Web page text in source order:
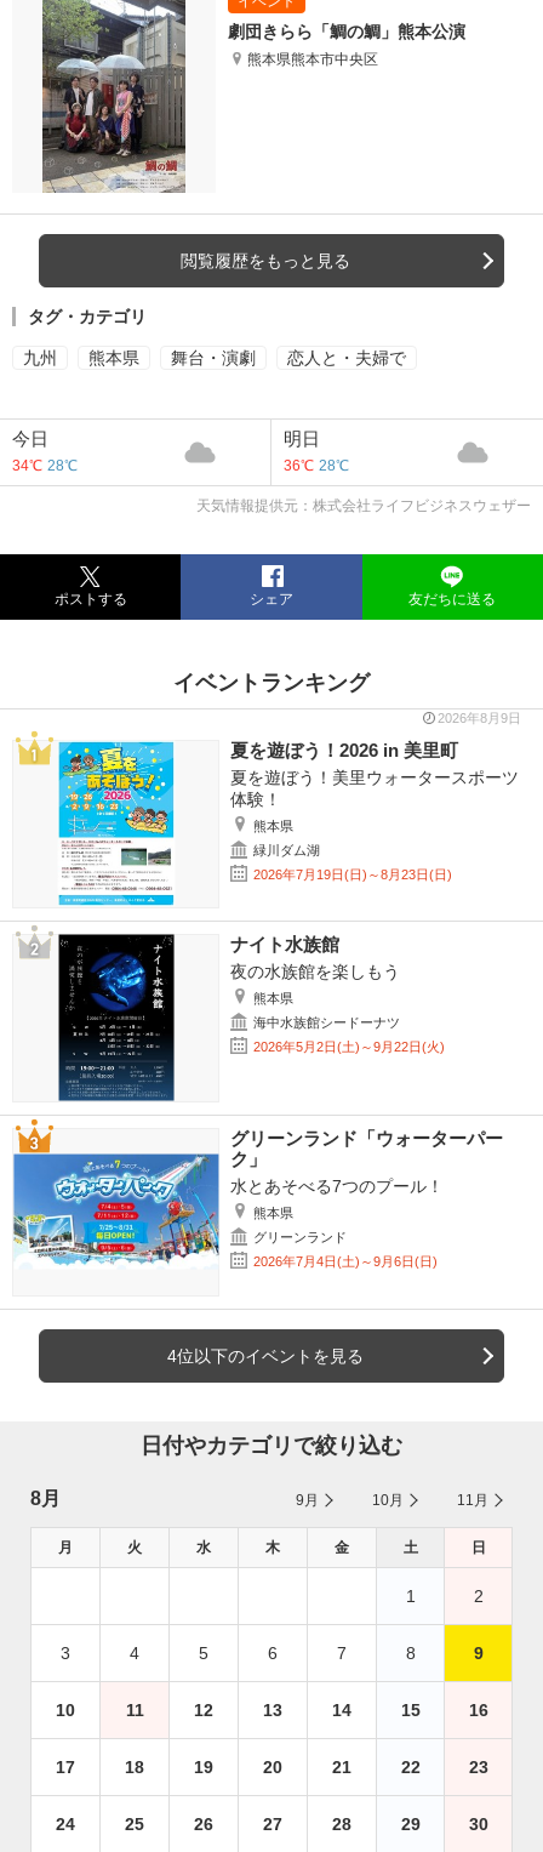
劇団きらら「鯛の鯛」熊本公演
熊本県熊本市中央区
閲覧履歴をもっと見る
タグ・カテゴリ
九州 熊本県 舞台・演劇 恋人と・夫婦で
今日
34℃ 28℃
明日
36℃ 28℃
天気情報提供元：株式会社ライフビジネスウェザー
ポストする シェア 友だちに送る
イベントランキング
2026年8月9日
夏を遊ぼう！2026 in 美里町
夏を遊ぼう！美里ウォータースポーツ
体験！
熊本県
緑川ダム湖
2026年7月19日(日)～8月23日(日)
ナイト水族館
夜の水族館を楽しもう
熊本県
海中水族館シードーナツ
2026年5月2日(土)～9月22日(火)
グリーンランド「ウォーターパー
ク」
水とあそべる7つのプール！
熊本県
グリーンランド
2026年7月4日(土)～9月6日(日)
4位以下のイベントを見る
日付やカテゴリで絞り込む
8月 9月 10月 11月
月 火 水 木 金 土 日
1 2
3 4 5 6 7 8 9
10 11 12 13 14 15 16
17 18 19 20 21 22 23
24 25 26 27 28 29 30